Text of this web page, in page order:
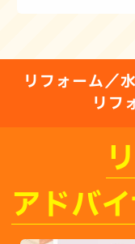
リフォーム／
リフ
アドバ